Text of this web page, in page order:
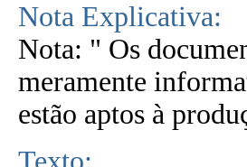
Nota Explicativa:
Nota: " Os
meramente
estão aptos à